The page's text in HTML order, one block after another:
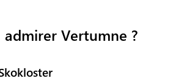
Vertumne ?